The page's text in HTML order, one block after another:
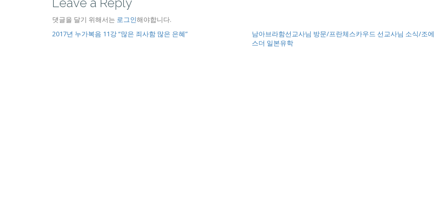
댓글을 달기 위해서는 로그인해야합니다.
2017년 누가복음 11강 “많은 죄사함 많은 은혜”
남아브라함선교사님 방문/프란체스카우드 선교사님 소식/조에
스더 일본유학